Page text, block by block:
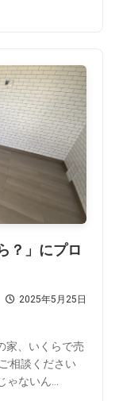
？」にプロ
2025年5月25日
家、いくらで売
相談ください
ないん...